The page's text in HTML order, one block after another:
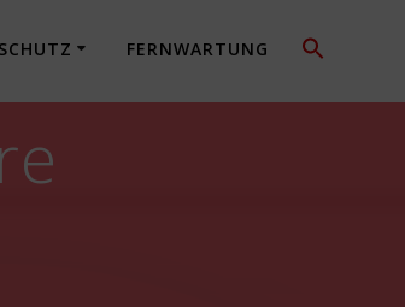
FERNWARTUNG